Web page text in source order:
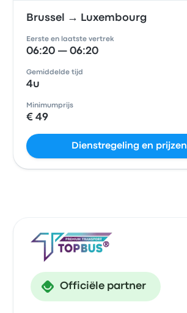
Brussel → Luxembourg
Eerste en laatste vertrek
06:20 — 06:20
Gemiddelde tijd
4u
Minimumprijs
€ 49
Dienstregeling en prijzen
Officiële partner